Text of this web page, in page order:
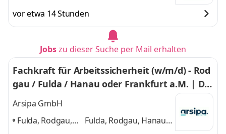
Wetzlar,
Butzbach,
Butzbach
weitere
vor etwa 14 Stunden
Jobszu dieser Suche per Mail erhalten
Fachkraft für Arbeitssicherheit (w/m/d) - Rod
gau / Fulda / Hanau oder Frankfurt a.M. | Die
nstwagen inkl. Tankkarte zur privaten Nutzu
Arsipa GmbH
Fulda, Rodgau,
Fulda, Rodgau, Hanau,